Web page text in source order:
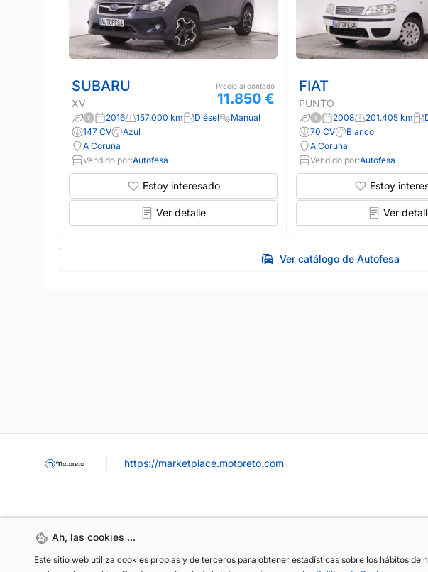
SUBARU
XV
Precio al contado
11.850 €
2016 157.000 km Diésel
Manual
147 CV
Azul
A Coruña
Vendido por:Autofesa
Estoy interesado
Ver detalle
FIAT
PUNTO
2008 201.405 km
70 CV
Blanco
A Coruña
Vendido por:Autofesa
Estoy
Ver
Ver catálogo de Autofesa
Ah, las cookies ...
Este sitio web utiliza cookies propias y de terceros para obtener estadísticas sobre los hábitos
Ah, las cookies ...
Este sitio web utiliza cookies propias y de terceros para obtener estadísticas sobre los hábitos
https://marketplace.motoreto.com